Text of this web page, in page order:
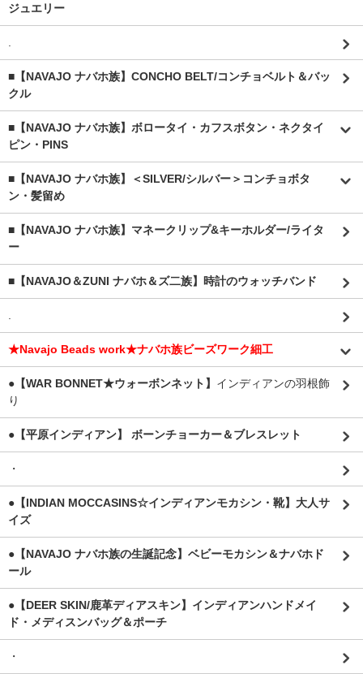
ジュエリー
.
■【NAVAJO ナバホ族】CONCHO BELT/コンチョベルト＆バッ
クル
■【NAVAJO ナバホ族】ボロータイ・カフスボタン・ネクタイ
ピン・PINS
■【NAVAJO ナバホ族】＜SILVER/シルバー＞コンチョボタ
ン・髪留め
■【NAVAJO ナバホ族】マネークリップ&キーホルダー/ライタ
ー
■【NAVAJO＆ZUNI ナバホ＆ズ二族】時計のウォッチバンド
.
★Navajo Beads work★ナバホ族ビーズワーク細工
●【WAR BONNET★ウォーボンネット】 インディアンの羽根飾
り
●【平原インディアン】 ボーンチョーカー＆ブレスレット
・
●【INDIAN MOCCASINS☆インディアンモカシン・靴】大人サ
イズ
●【NAVAJO ナバホ族の生誕記念】ベビーモカシン＆ナバホド
ール
●【DEER SKIN/鹿革ディアスキン】インディアンハンドメイ
ド・メディスンバッグ＆ポーチ
・